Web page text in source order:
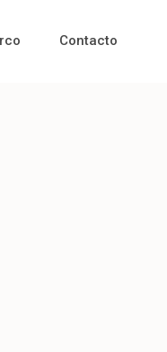
Contacto